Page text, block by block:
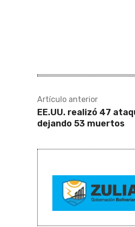
Artículo anterior
EE.UU. realizó 47
dejando 53 muertos